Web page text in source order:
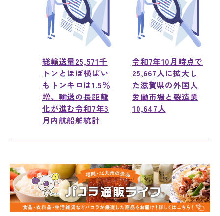
総輸送量25,571千
トンとほぼ横ばい
もトンキロは1.5％
増、輸送の長距離
化が進む令和7年3
月内航船舶統計
令和7年10月時点で
25,667人に拡大し
た滋賀県の外国人
労働市場と製造業
10,647人